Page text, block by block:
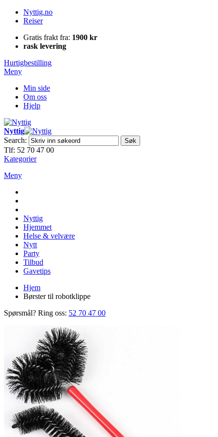
Nyttig.no
Reiser
Gratis frakt fra: 1900 kr
rask levering
Hurtigbestilling
Meny
Min side
Om oss
Hjelp
Nyttig
Search:
Søk
Tlf: 52 70 47 00
Kategorier
Meny
Nyttig
Hjemmet
Helse & velvære
Nytt
Party
Tilbud
Gavetips
Hjem
Børster til robotklippe
Spørsmål? Ring oss: 52 70 47 00